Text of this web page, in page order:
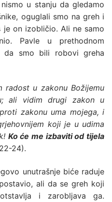
u stanju da gledamo
oguglali smo na greh i
je on izobličio. Ali ne samo
Pavle u prethodnom
da smo bili robovi greha
radost u zakonu Božijemu
ali vidim drugi zakon u
zakonu uma mojega, i
koji je u udima
Ko će me izbaviti od tijela
24).
unutrašnje biće raduje
ali da se greh koji
i zarobljava ga.